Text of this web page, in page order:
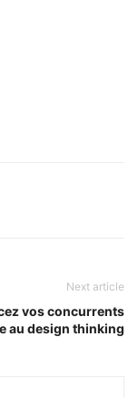
Next article
vos concurrents
au design thinking